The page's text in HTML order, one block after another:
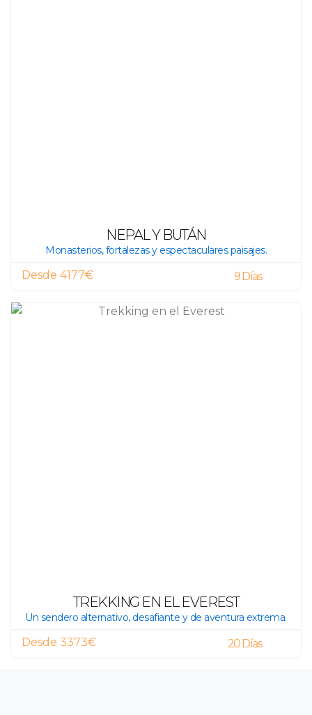
NEPAL Y BUTÁN
Monasterios, fortalezas y espectaculares paisajes.
Desde 4177€ 9 Días
TREKKING EN EL EVEREST
Un sendero alternativo, desafiante y de aventura extrema.
Desde 3373€ 20 Días